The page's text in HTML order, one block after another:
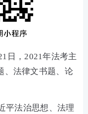
日，2021年法考主
、法律文书题、论
平法治思想、法理